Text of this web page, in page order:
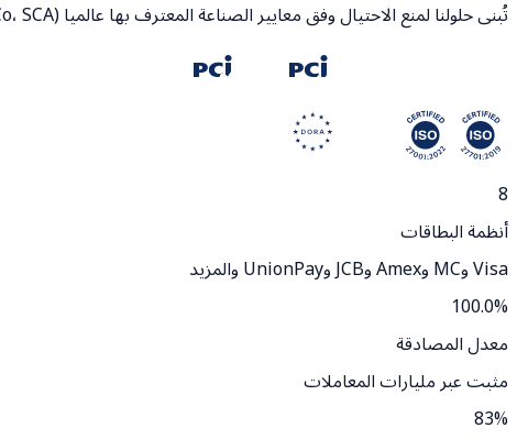
تُبنى حلولنا لمنع الاحتيال وفق معايير الصناعة المعترف بها عالميا (EMVCo، SCA)، وهي مدعومة وإلزامية بالكامل من قبل أنظمة البطاقات الكبرى.
8
أنظمة البطاقات
Visa وMC وAmex وJCB وUnionPay والمزيد
100.0%
معدل المصادقة
مثبت عبر مليارات المعاملات
83%